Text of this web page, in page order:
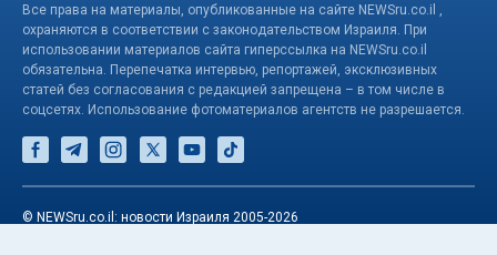
Все права на материалы, опубликованные на сайте NEWSru.co.il ,
охраняются в соответствии с законодательством Израиля. При
использовании материалов сайта гиперссылка на NEWSru.co.il
обязательна. Перепечатка интервью, репортажей, эксклюзивных
статей без согласования с редакцией запрещена – в том числе в
соцсетях. Использование фотоматериалов агентств не разрешается.
© NEWSru.co.il: новости Израиля 2005-2026